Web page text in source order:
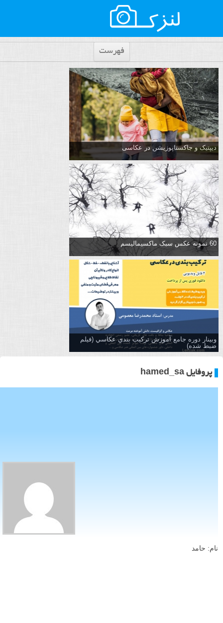
فهرست
دیپتیک و جاکستا‌پوزیشن در عکاسی
60 نمونه عکس سبک ماکسیمالیسم
وبینار دوره جامع آموزش تركيب بندي عكاسي (فیلم
ضبط شده)
پروفایل hamed_sa
نام: حامد